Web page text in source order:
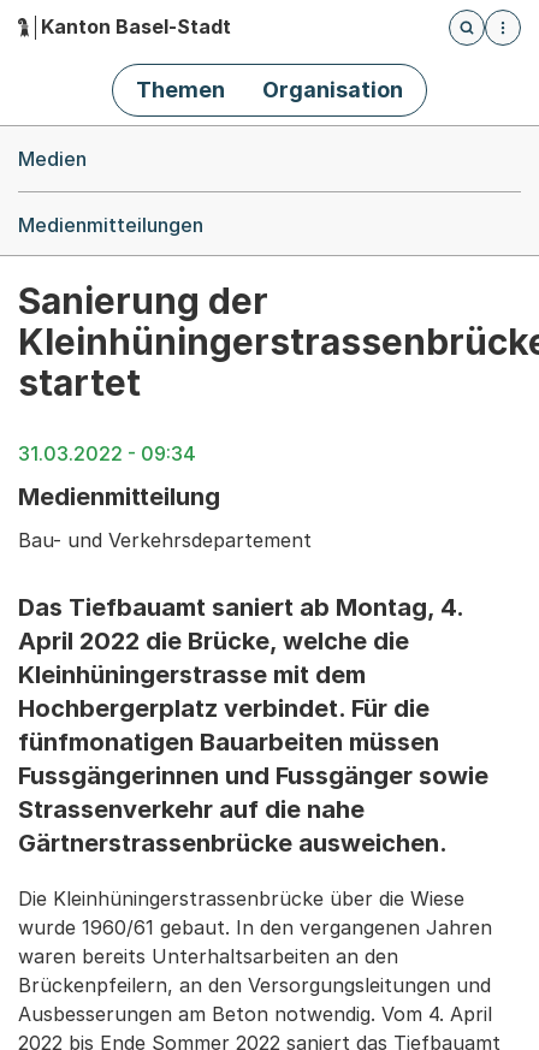
Hauptnavigation
Kanton Basel-Stadt
Öffnet
Themen Organisation
Medien
Medienmitteilungen
Sanierung der
startet
31.03.2022 - 09:34
Medienmitteilung
Bau- und Verkehrsdepartement
Das Tiefbauamt saniert ab Montag, 4.
April 2022 die Brücke, welche die
Kleinhüningerstrasse mit dem
Hochbergerplatz verbindet. Für die
fünfmonatigen Bauarbeiten müssen
Fussgängerinnen und Fussgänger sowie
Strassenverkehr auf die nahe
Gärtnerstrassenbrücke ausweichen.
Die Kleinhüningerstrassenbrücke über die Wiese
wurde 1960/61 gebaut. In den vergangenen Jahren
waren bereits Unterhaltsarbeiten an den
Brückenpfeilern, an den Versorgungsleitungen und
Ausbesserungen am Beton notwendig. Vom 4. April
2022 bis Ende Sommer 2022 saniert das Tiefbauamt